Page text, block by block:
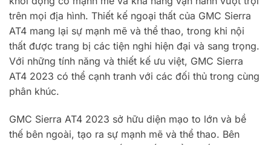
trên mọi địa hình. Thiết kế ngoại thất của GMC Sierra
AT4 mang lại sự mạnh mẽ và thể thao, trong khi nội
thất được trang bị các tiện nghi hiện đại và sang trọng.
Với những tính năng và thiết kế ưu việt, GMC Sierra
AT4 2023 có thể cạnh tranh với các đối thủ trong cùng
phân khúc.
GMC Sierra AT4 2023 sở hữu diện mạo to lớn và bề
thế bên ngoài, tạo ra sự mạnh mẽ và thể thao. Bên